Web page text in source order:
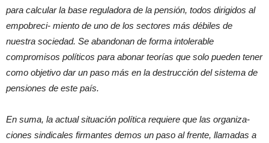
para calcular la base reguladora de la pensión, todos dirigidos al
empobreci- miento de uno de los sectores más débiles de
nuestra sociedad. Se abandonan de forma intolerable
compromisos políticos para abonar teorías que solo pueden tener
como objetivo dar un paso más en la destrucción del sistema de
pensiones de este país.
En suma, la actual situación política requiere que las organiza-
ciones sindicales firmantes demos un paso al frente, llamadas a